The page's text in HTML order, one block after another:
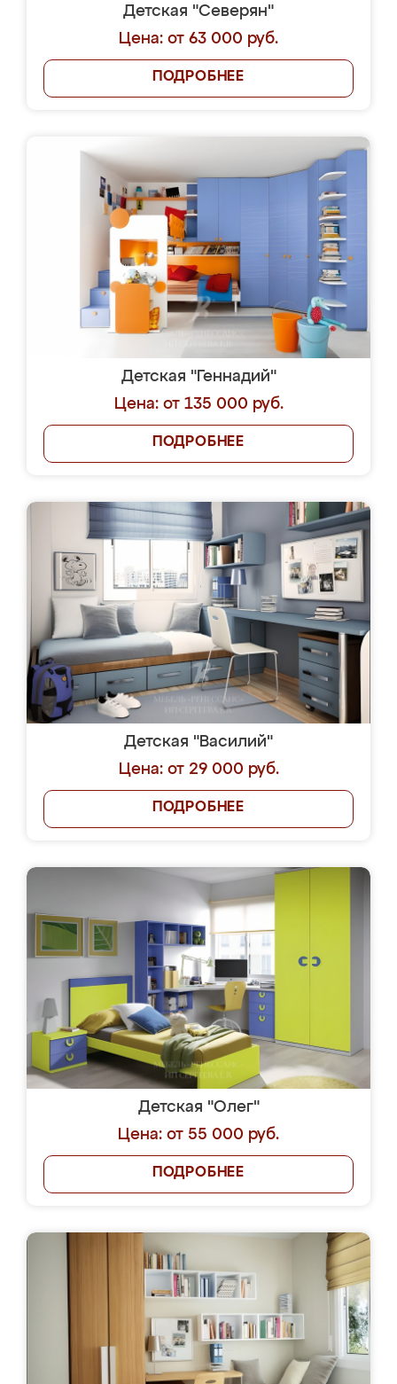
Детская "Северян"
Цена: от 63 000 руб.
ПОДРОБНЕЕ
Детская "Геннадий"
Цена: от 135 000 руб.
ПОДРОБНЕЕ
Детская "Василий"
Цена: от 29 000 руб.
ПОДРОБНЕЕ
Детская "Олег"
Цена: от 55 000 руб.
ПОДРОБНЕЕ